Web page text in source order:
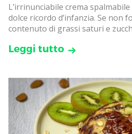
L’irrinunciabile crema
dolce ricordo d’infanzia. Se non
contenuto di grassi saturi e
Leggi tutto